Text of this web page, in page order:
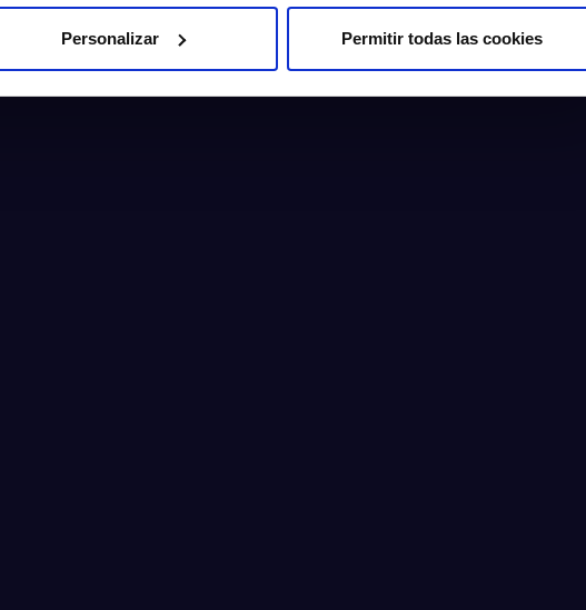
Personalizar Permitir todas las cookies